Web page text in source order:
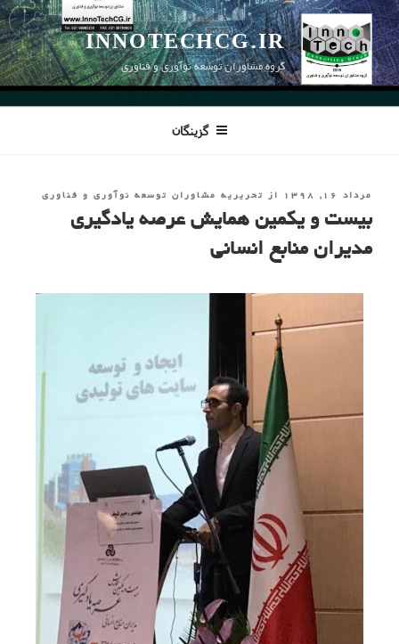
INNOTECHCG.IR
گروه مشاوران توسعه نوآوری و فناوری
گزینگان
مرداد ۱۶, ۱۳۹۸ از تحریریه مشاوران توسعه نوآوری و فناوری
بیست و یکمین همایش عرصه یادگیری
مدیران منابع انسانی